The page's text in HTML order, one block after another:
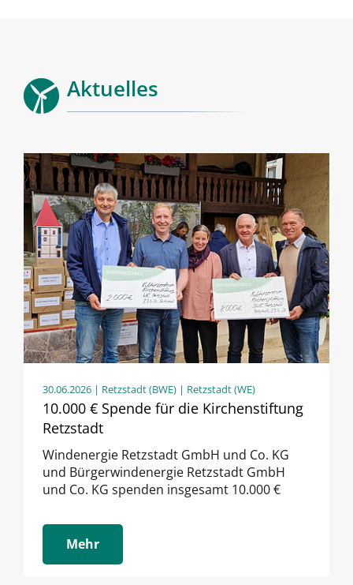
Aktuelles
30.06.2026 | Retzstadt (BWE) | Retzstadt (WE)
10.000 € Spende für die Kirchenstiftung
Retzstadt
Windenergie Retzstadt GmbH und Co. KG
und Bürgerwindenergie Retzstadt GmbH
und Co. KG spenden insgesamt 10.000 €
Mehr